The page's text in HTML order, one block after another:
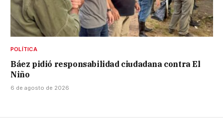
POLÍTICA
Báez pidió responsabilidad ciudadana contra El
Niño
6 de agosto de 2026